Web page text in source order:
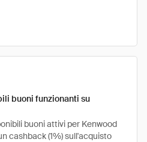
buoni funzionanti su
buoni attivi per Kenwood
cashback (1%) sull'acquisto